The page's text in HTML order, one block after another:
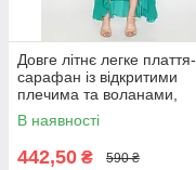
Довге літнє легке плаття-
сарафан із відкритими
плечима та воланами,
зелений розмір 44/46
В наявності
442,50 ₴ 590 ₴